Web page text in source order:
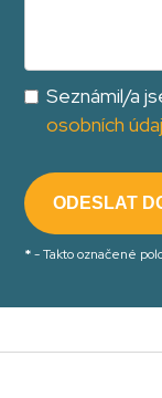
Seznámil/a
osobních
*- Takto označené